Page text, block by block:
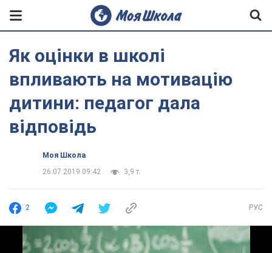
Як оцінки в школі
впливають на мотивацію
дитини: педагог дала
відповідь
Моя Школа
26.07.2019 09:42
3,9 т.
2 РУС